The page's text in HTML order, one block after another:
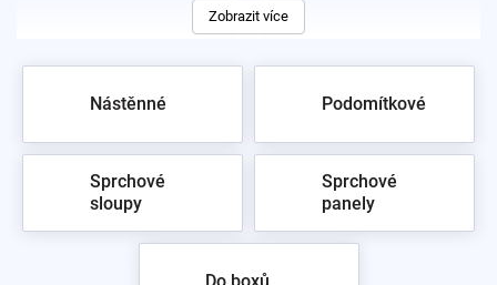
Zobrazit více
Nástěnné Podomítkové
Sprchové
sloupy
Sprchové
panely
Do boxů